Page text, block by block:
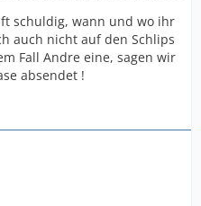
schuldig, wann und wo ihr
auch nicht auf den Schlips
Fall Andre eine, sagen wir
absendet !